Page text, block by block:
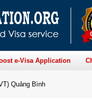
e-Visa Application
Quảng Bình